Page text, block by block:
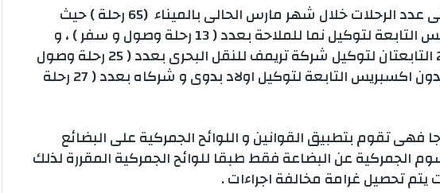
و من الجدير بالذكر ان اجمالى عدد الرحلات خلال شهر مارس الحالى بالميناء (65 رحلة ) حيث
قامت السفينة نما اكسبريس التابعة لتوكيل نما للملاحة بعدد ( 13 رحلة وصول و سفر ) ، و
السفينة الحرية 1 و الحرية 2 التابعتان لتوكيل شركة تريمف للنقل البحرى بعدد ( 25 رحلة وصول
و سفر ) ، و السفينة بوسيدون اكسبريس التابعة لتوكيل اولاد بدوى و شركاه بعدد ( 27 رحلة
تقوم بتطبيق القوانين و اللوائح الجمركية على البضائع
الجمركية عن البضاعة فقط طبقا للوائح الجمركية المقررة لذلك
يتم تحصيل غرامة مخالفة اجراءات .